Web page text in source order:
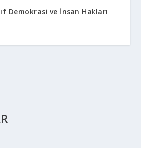
Demokrasi ve İnsan Hakları